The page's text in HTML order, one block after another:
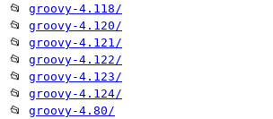
📂 groovy-4.118/
📂 groovy-4.120/
📂 groovy-4.121/
📂 groovy-4.122/
📂 groovy-4.123/
📂 groovy-4.124/
📂 groovy-4.80/